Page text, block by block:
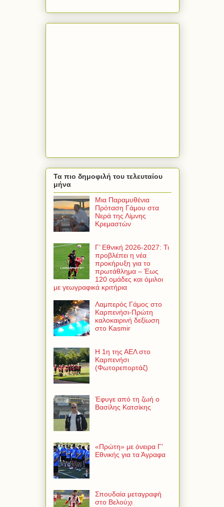
Τα πιο δημοφιλή του τελευταίου
μήνα
Μια Παραμυθένια
Πρόταση Γάμου στα
Νερά της Λίμνης
Κρεμαστών
Γ’ Εθνική 2026-2027: Τι
προβλέπει η νέα
προκήρυξη για το
πρωτάθλημα – Έως
120 ομάδες και όμιλοι
με γεωγραφικά κριτήρια
Λαμπερός Γάμος στο
Καρπενήσι-Πρώτη
καλοκαιρινή δεξίωση
στο Kasmir
Η 1η της ΑΕΛ στο
Καρπενήσι
(Φωτορεπορτάζ)
Έφυγε από τη ζωή ο
Βασίλης Κατσίκης
«Πρώτη» με όνειρα Γ'
Εθνικής για τα Άγραφα
Σπουδαία μεταγραφή
στο Βελούχι